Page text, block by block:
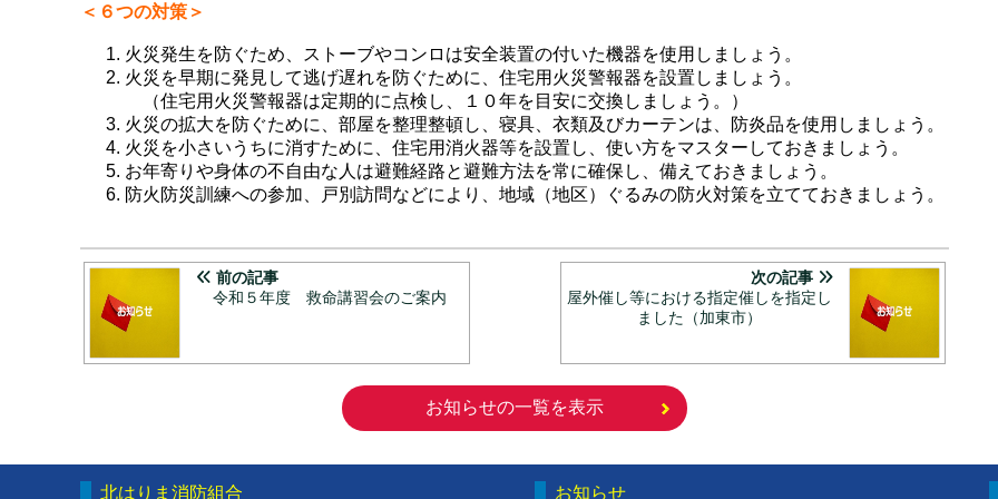
＜６つの対策＞
火災発生を防ぐため、ストーブやコンロは安全装置の付いた機器を使用しましょう。
火災を早期に発見して逃げ遅れを防ぐために、住宅用火災警報器を設置しましょう。
（住宅用火災警報器は定期的に点検し、１０年を目安に交換しましょう。）
火災の拡大を防ぐために、部屋を整理整頓し、寝具、衣類及びカーテンは、防炎品を使用しましょう。
火災を小さいうちに消すために、住宅用消火器等を設置し、使い方をマスターしておきましょう。
お年寄りや身体の不自由な人は避難経路と避難方法を常に確保し、備えておきましょう。
防火防災訓練への参加、戸別訪問などにより、地域（地区）ぐるみの防火対策を立てておきましょう。
前の記事
令和５年度 救命講習会のご案内
次の記事
屋外催し等における指定催しを指定し
ました（加東市）
お知らせの一覧を表示
北はりま消防組合 お知らせ